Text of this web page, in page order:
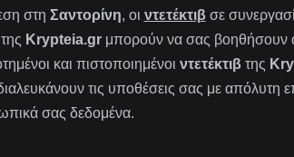
στη Σαντορίνη, οι ντετέκτιβσε
Krypteia.grμπορούν να σας βοηθήσουν
και πιστοποιημένοι ντετέκτιβτης
τις υποθέσεις σας με απόλυτη
σας δεδομένα.